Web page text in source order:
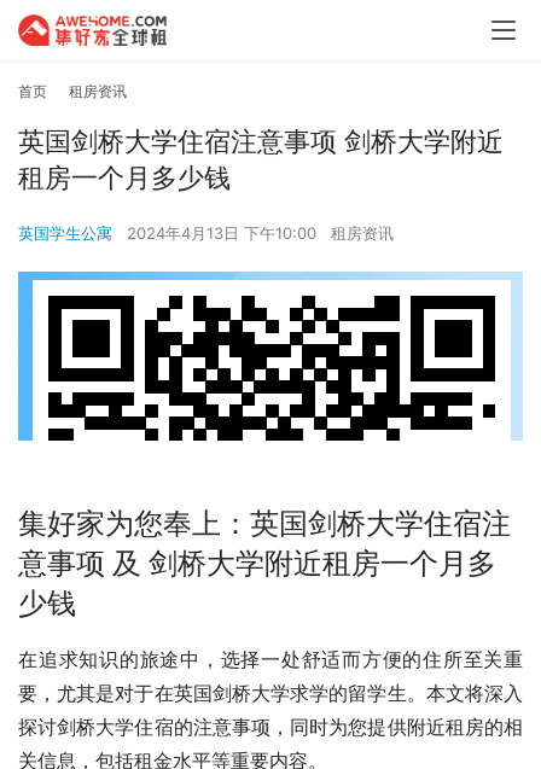
首页 租房资讯
英国剑桥大学住宿注意事项 剑桥大学附近
租房一个月多少钱
英国学生公寓 2024年4月13日 下午10:00 租房资讯
集好家为您奉上：英国剑桥大学住宿注
意事项 及 剑桥大学附近租房一个月多
少钱
在追求知识的旅途中，选择一处舒适而方便的住所至关重
要，尤其是对于在英国剑桥大学求学的留学生。本文将深入
探讨剑桥大学住宿的注意事项，同时为您提供附近租房的相
关信息，包括租金水平等重要内容。